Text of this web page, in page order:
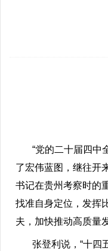
“党的二十届四中全
了宏伟蓝图，继往开
书记在贵州考察时的
找准自身定位，发挥
夫，加快推动高质量
张登利说，“十四五